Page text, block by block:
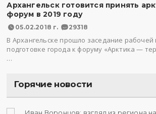
Архангельск готовится принять
форум в 2019 году
05.02.2018 г. 29318
В Архангельске прошло заседание рабочей
подготовке города к форуму «Арктика —
…
Горячие новости